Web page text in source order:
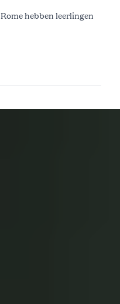
hebben leerlingen